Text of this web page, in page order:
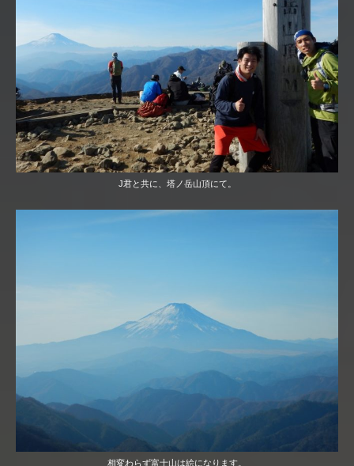
J君と共に、塔ノ岳山頂にて。
相変わらず富士山は絵になります。